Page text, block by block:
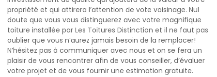
propriété et qui attirera l’attention de vote voisinage. Nul
doute que vous vous distinguerez avec votre magnifique
toiture installée par Les Toitures Distinction et il ne faut pas
oublier que vous n’aurez jamais besoin de la remplacer!
N’hésitez pas à communiquer avec nous et on se fera un
plaisir de vous rencontrer afin de vous conseiller, d’évaluer
votre projet et de vous fournir une estimation gratuite.